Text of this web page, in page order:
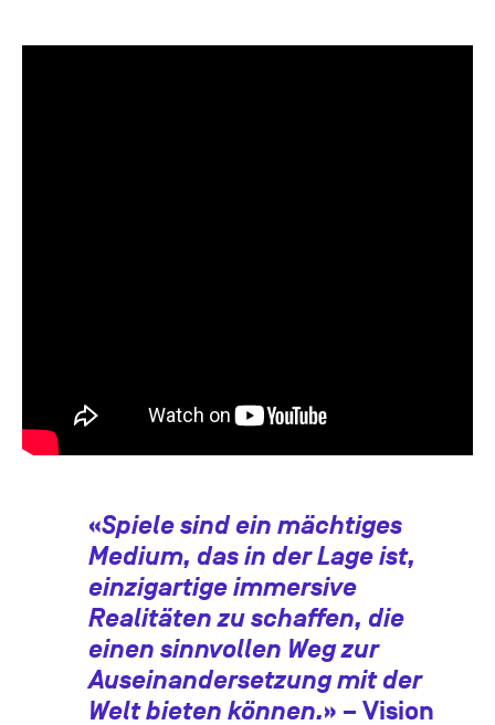
«Spiele sind ein mächtiges
Medium, das in der Lage ist,
einzigartige immersive
Realitäten zu schaffen, die
einen sinnvollen Weg zur
Auseinandersetzung mit der
Welt bieten können.» – Vision